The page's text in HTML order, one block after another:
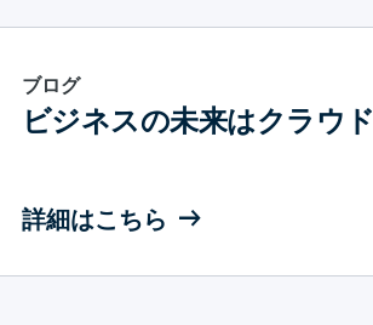
ブログ
ビジネスの未来はクラウド
詳細はこちら